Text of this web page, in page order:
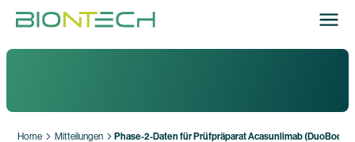
Home Mitteilungen Phase-2-Daten für Prüfpräparat Acasunlimab